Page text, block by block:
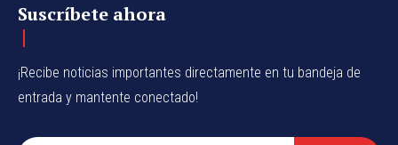
Suscríbete ahora
¡Recibe noticias importantes directamente en tu bandeja de
entrada y mantente conectado!